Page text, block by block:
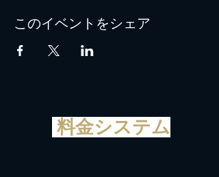
このイベントをシェア
料金システム